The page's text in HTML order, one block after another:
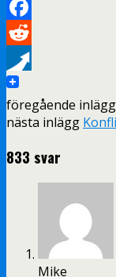
Digg
Facebook
Reddit
Pusha
föregående inlägg
nästa inlägg
833 svar
Mike